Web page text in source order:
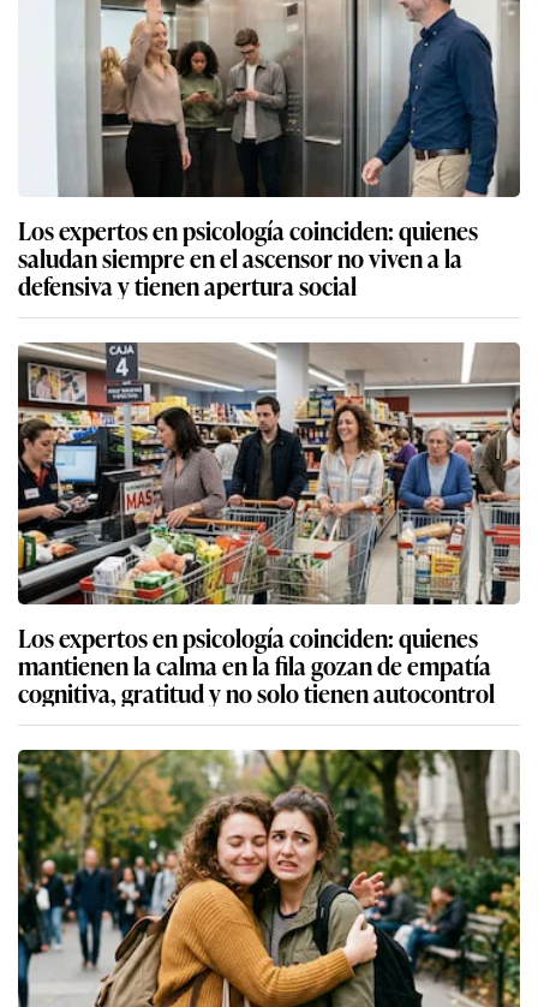
Los expertos en psicología coinciden: quienes
saludan siempre en el ascensor no viven a la
defensiva y tienen apertura social
Los expertos en psicología coinciden: quienes
mantienen la calma en la fila gozan de empatía
cognitiva, gratitud y no solo tienen autocontrol